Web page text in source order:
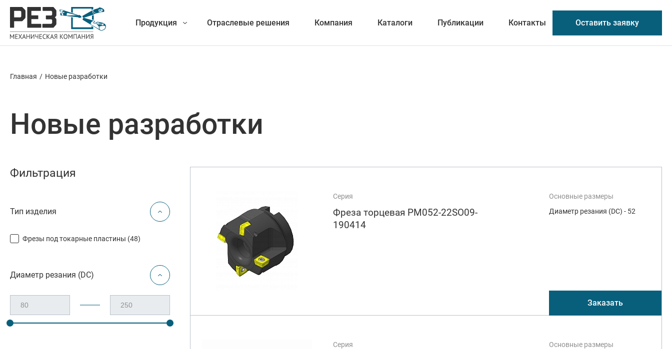
Продукция
Наша
продукция
Новые разработки
Точение
Резьбонарезание
Отраслевые решения Компания Каталоги Публикации Контакты Оставить заявку
Главная / Новые разработки
Новые разработки
Фильтрация
Тип изделия
Фрезы под токарные пластины (48)
Диаметр резания (DC)
Серия
Фреза торцевая PM052-22SO09-
190414
Основные размеры
Диаметр резания (DC) - 52
Заказать
Серия
Основные размеры